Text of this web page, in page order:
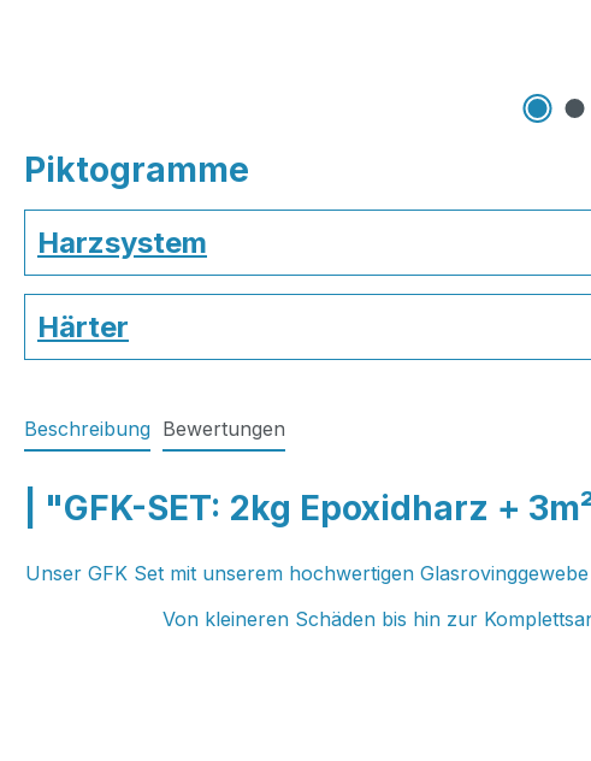
Piktogramme
Harzsystem
Härter
Beschreibung Bewertungen
| "GFK-SET: 2kg Epoxidharz +
Unser GFK Set mit unserem hochwertigen
Von kleineren Schäden bis hin zur